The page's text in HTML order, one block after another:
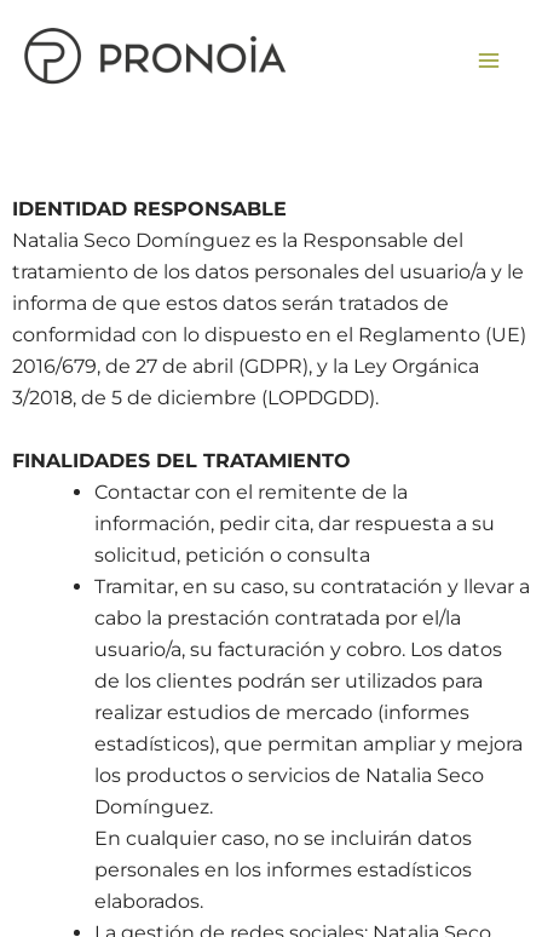
contenido
IDENTIDAD RESPONSABLE
Natalia Seco Domínguez es la Responsable del
tratamiento de los datos personales del usuario/a y le
informa de que estos datos serán tratados de
conformidad con lo dispuesto en el Reglamento (UE)
2016/679, de 27 de abril (GDPR), y la Ley Orgánica
3/2018, de 5 de diciembre (LOPDGDD).
FINALIDADES DEL TRATAMIENTO
Contactar con el remitente de la
información, pedir cita, dar respuesta a su
solicitud, petición o consulta
Tramitar, en su caso, su contratación y llevar a
cabo la prestación contratada por el/la
usuario/a, su facturación y cobro. Los datos
de los clientes podrán ser utilizados para
realizar estudios de mercado (informes
estadísticos), que permitan ampliar y mejora
los productos o servicios de Natalia Seco
Domínguez.
En cualquier caso, no se incluirán datos
personales en los informes estadísticos
elaborados.
La gestión de redes sociales: Natalia Seco